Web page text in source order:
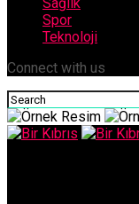
Spor
Teknoloji
Connect with us